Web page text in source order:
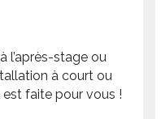
àl’après-stage ou
à court ou
faite pour vous !